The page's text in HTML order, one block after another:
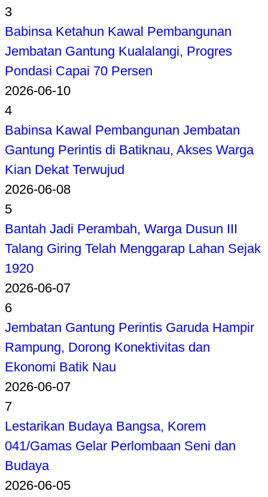
3
Babinsa Ketahun Kawal Pembangunan
Jembatan Gantung Kualalangi, Progres
Pondasi Capai 70 Persen
2026-06-10
4
Babinsa Kawal Pembangunan Jembatan
Gantung Perintis di Batiknau, Akses Warga
Kian Dekat Terwujud
2026-06-08
5
Bantah Jadi Perambah, Warga Dusun III
Talang Giring Telah Menggarap Lahan Sejak
1920
2026-06-07
6
Jembatan Gantung Perintis Garuda Hampir
Rampung, Dorong Konektivitas dan
Ekonomi Batik Nau
2026-06-07
7
Lestarikan Budaya Bangsa, Korem
041/Gamas Gelar Perlombaan Seni dan
Budaya
2026-06-05